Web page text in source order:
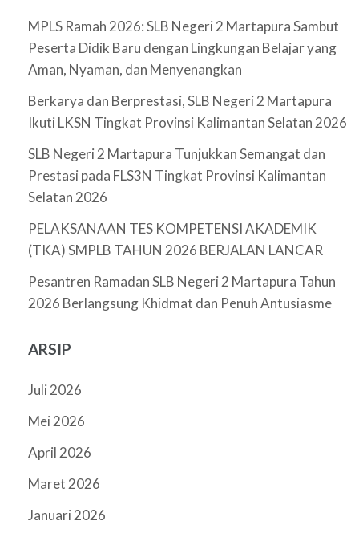
MPLS Ramah 2026: SLB Negeri 2 Martapura Sambut
Peserta Didik Baru dengan Lingkungan Belajar yang
Aman, Nyaman, dan Menyenangkan
Berkarya dan Berprestasi, SLB Negeri 2 Martapura
Ikuti LKSN Tingkat Provinsi Kalimantan Selatan 2026
SLB Negeri 2 Martapura Tunjukkan Semangat dan
Prestasi pada FLS3N Tingkat Provinsi Kalimantan
Selatan 2026
PELAKSANAAN TES KOMPETENSI AKADEMIK
(TKA) SMPLB TAHUN 2026 BERJALAN LANCAR
Pesantren Ramadan SLB Negeri 2 Martapura Tahun
2026 Berlangsung Khidmat dan Penuh Antusiasme
ARSIP
Juli 2026
Mei 2026
April 2026
Maret 2026
Januari 2026